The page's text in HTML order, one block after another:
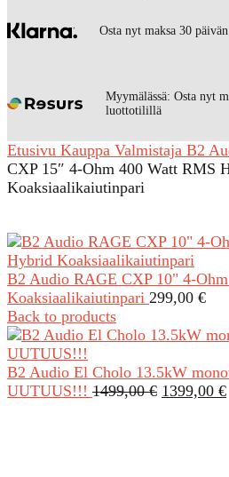
Osta nyt maksa 30
Myymälässä: Osta nyt
luottotilillä
Etusivu Kauppa Valmistaja B2
CXP 15″ 4-Ohm 400 Watt RMS
Koaksiaalikaiutinpari
B2 Audio RAGE CXP 10" 4-
Koaksiaalikaiutinpari 299,00 €
Back to products
B2 Audio El Cholo 13.5kW
UUTUUS!!! 1499,00€ 1399,00 €